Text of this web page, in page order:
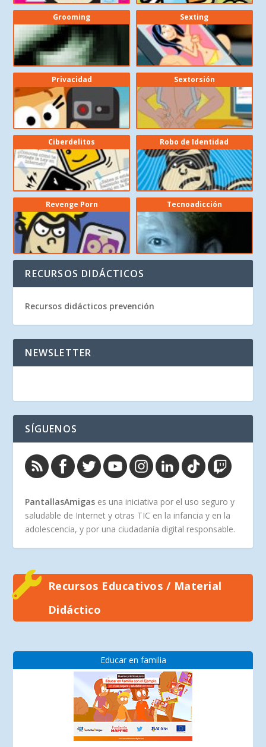
Grooming Sexting
Privacidad Sextorsión
Ciberdelitos Robo de Identidad
Revenge Porn Tecnoadicción
RECURSOS DIDÁCTICOS
Recursos didácticos prevención
NEWSLETTER
SÍGUENOS
PantallasAmigas es una iniciativa por el uso seguro y
saludable de Internet y otras TIC en la infancia y en la
adolescencia, y por una ciudadanía digital responsable.
Recursos Educativos / Material
Didáctico
Educar en familia